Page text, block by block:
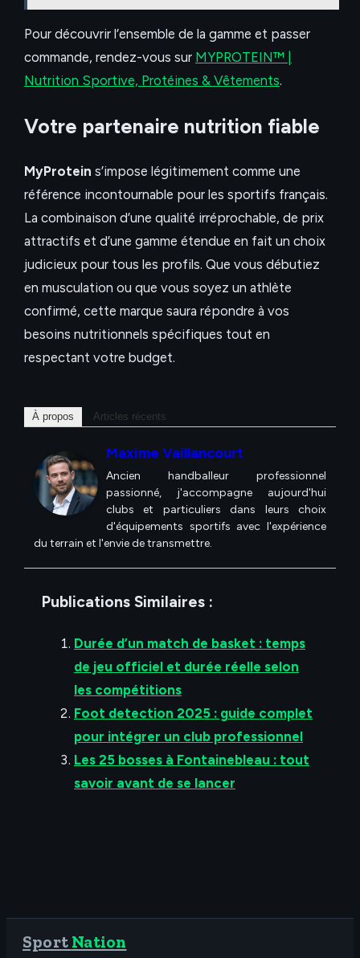
Pour découvrir l’ensemble de la gamme et passer
commande, rendez-vous sur MYPROTEIN™ |
Nutrition Sportive, Protéines & Vêtements.
Votre partenaire nutrition fiable
MyProtein s’impose légitimement comme une
référence incontournable pour les sportifs français.
La combinaison d’une qualité irréprochable, de prix
attractifs et d’une gamme étendue en fait un choix
judicieux pour tous les profils. Que vous débutiez
en musculation ou que vous soyez un athlète
confirmé, cette marque saura répondre à vos
besoins nutritionnels spécifiques tout en
respectant votre budget.
À propos Articles récents
Maxime Vaillancourt
Ancien handballeur professionnel
passionné, j'accompagne aujourd'hui
clubs et particuliers dans leurs choix
d'équipements sportifs avec l'expérience
du terrain et l'envie de transmettre.
Publications Similaires :
Durée d’un match de basket : temps
de jeu officiel et durée réelle selon
les compétitions
Foot detection 2025 : guide complet
pour intégrer un club professionnel
Les 25 bosses à Fontainebleau : tout
savoir avant de se lancer
Sport Nation